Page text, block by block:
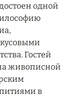
одной
Гостей
живописной
в